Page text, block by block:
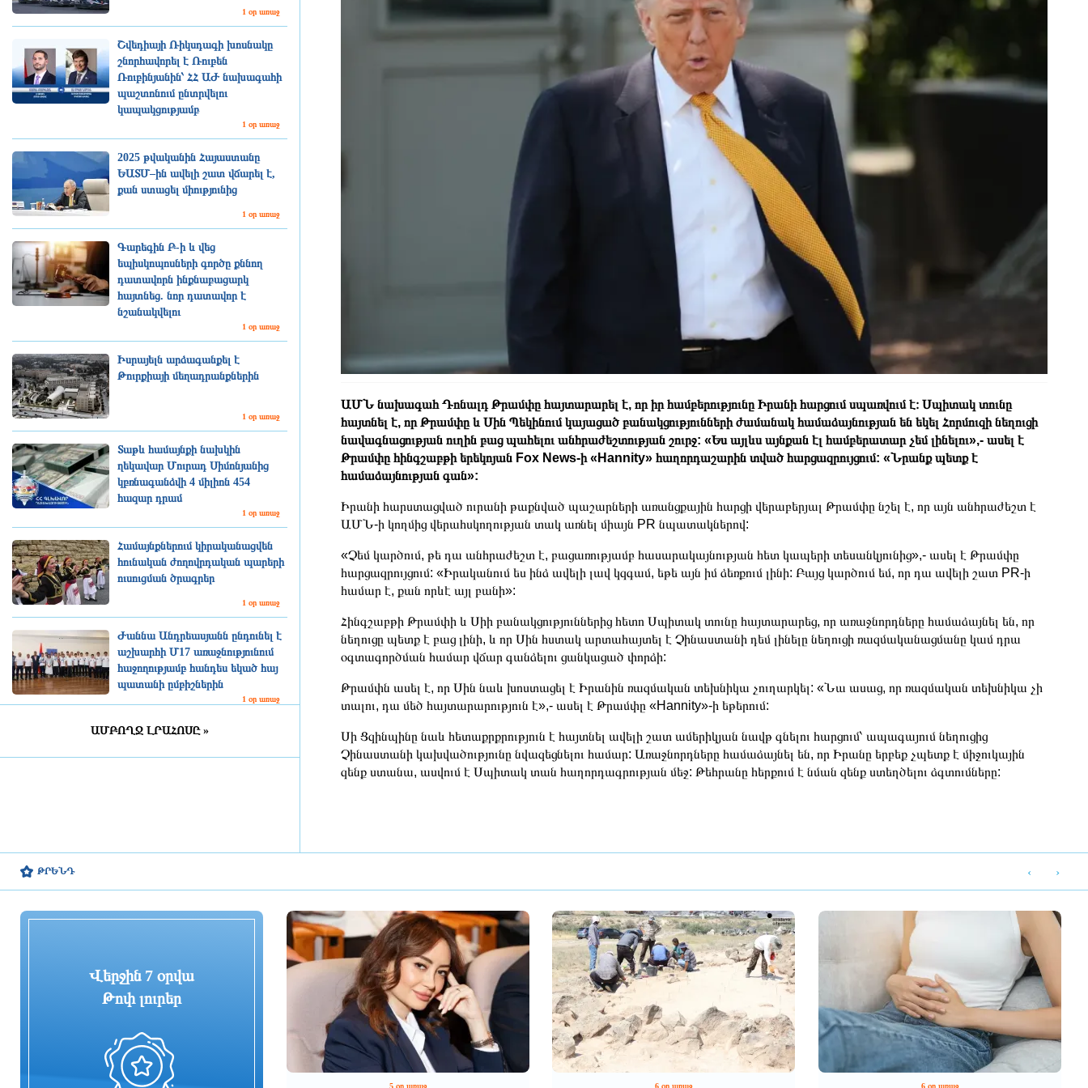
1 օր առաջ
Շվեդիայի Ռիկսդագի խոսնակը
շնորհավորել է Ռուբեն
Ռուբինյանին՝ ՀՀ ԱԺ նախագահի
պաշտոնում ընտրվելու
կապակցությամբ
1 օր առաջ
2025 թվականին Հայաստանը
ԵԱՏՄ–ին ավելի շատ վճարել է,
քան ստացել միությունից
1 օր առաջ
Գարեգին Բ-ի և վեց
եպիսկոպոսների գործը քննող
դատավորն ինքնաբացարկ
հայտնեց. նոր դատավոր է
նշանակվելու
1 օր առաջ
Իսրայելն արձագանքել է
Թուրքիայի մեղադրանքներին
1 օր առաջ
Տաթև համայնքի նախկին
ղեկավար Մուրադ Սիմոնյանից
կբռնագանձվի 4 միլիոն 454
հազար դրամ
1 օր առաջ
Համայնքներում կիրականացվեն
հունական ժողովրդական պարերի
ուսուցման ծրագրեր
1 օր առաջ
Ժաննա Անդրեասյանն ընդունել է
աշխարհի Մ17 առաջնությունում
հաջողությամբ հանդես եկած հայ
պատանի ըմբիշներին
1 օր առաջ
Դատախազությունն
Սիսիանում հայ-իրանական
փառատոնը կանցկացվի երկօրյա
ՀՀ ԱԱԾ սահմանապահ զորքերի
պատվիրակության այցը Լիտվա
ՀԷՑ-ում հաշվիչների գնման
մրցույթից 500 մլն դրամից ավելի
ԱՄԲՈՂՋ ԼՐԱՀՈՍԸ »
ԱՄՆ նախագահ Դոնալդ Թրամփը հայտարարել է, որ իր համբերությունը Իրանի հարցում սպառվում է։ Սպիտակ տունը
հայտնել է, որ Թրամփը և Սին Պեկինում կայացած բանակցությունների ժամանակ համաձայնության են եկել Հորմուզի նեղուցի
նավագնացության ուղին բաց պահելու անհրաժեշտության շուրջ: «Ես այլևս այնքան էլ համբերատար չեմ լինելու»,- ասել է
Թրամփը հինգշաբթի երեկոյան Fox News-ի «Hannity» հաղորդաշարին տված հարցազրույցում: «Նրանք պետք է
համաձայնության գան»:
Իրանի հարստացված ուրանի թաքնված պաշարների առանցքային հարցի վերաբերյալ Թրամփը նշել է, որ այն անհրաժեշտ է
ԱՄՆ-ի կողմից վերահսկողության տակ առնել միայն PR նպատակներով:
«Չեմ կարծում, թե դա անհրաժեշտ է, բացառությամբ հասարակայնության հետ կապերի տեսանկյունից»,- ասել է Թրամփը
հարցազրույցում: «Իրականում ես ինձ ավելի լավ կզգամ, եթե այն իմ ձեռքում լինի: Բայց կարծում եմ, որ դա ավելի շատ PR-ի
համար է, քան որևէ այլ բանի»:
Հինգշաբթի Թրամփի և Սիի բանակցություններից հետո Սպիտակ տունը հայտարարեց, որ առաջնորդները համաձայնել են, որ
նեղուցը պետք է բաց լինի, և որ Սին հստակ արտահայտել է Չինաստանի դեմ լինելը նեղուցի ռազմականացմանը կամ դրա
օգտագործման համար վճար գանձելու ցանկացած փորձի:
Թրամփն ասել է, որ Սին նաև խոստացել է Իրանին ռազմական տեխնիկա չուղարկել: «Նա ասաց, որ ռազմական տեխնիկա չի
տալու, դա մեծ հայտարարություն է»,- ասել է Թրամփը «Hannity»-ի եթերում:
Սի Ցզինպինը նաև հետաքրքրություն է հայտնել ավելի շատ ամերիկյան նավթ գնելու հարցում՝ ապագայում նեղուցից
Չինաստանի կախվածությունը նվազեցնելու համար: Առաջնորդները համաձայնել են, որ Իրանը երբեք չպետք է միջուկային
զենք ստանա, ասվում է Սպիտակ տան հաղորդագրության մեջ: Թեհրանը հերքում է նման զենք ստեղծելու ձգտումները:
ԹՐԵՆԴ
Վերջին 7 օրվա
Թոփ լուրեր
5 օր առաջ 6 օր առաջ 6 օր առաջ
‹ ›